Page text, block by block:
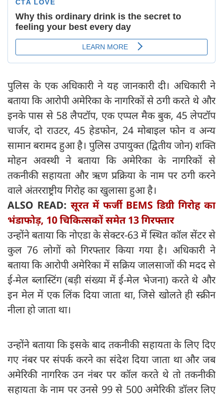
पुलिस के एक अधिकारी ने यह जानकारी दी। अधिकारी ने
बताया कि आरोपी अमेरिका के नागरिकों से ठगी करते थे और
इनके पास से 58 लैपटॉप, एक एप्पल मैक बुक, 45 लेपटॉप
चार्जर, दो राउटर, 45 हेडफोन, 24 मोबाइल फोन व अन्य
सामान बरामद हुआ है। पुलिस उपायुक्त (द्वितीय जोन) शक्ति
मोहन अवस्थी ने बताया कि अमेरिका के नागरिकों से
तकनीकी सहायता और ऋण प्रक्रिया के नाम पर ठगी करने
वाले अंतरराष्ट्रीय गिरोह का खुलासा हुआ है।
ALSO READ: सूरत में फर्जी BEMS डिग्री गिरोह का
भंडाफोड़, 10 चिकित्सकों समेत 13 गिरफ्तार
उन्होंने बताया कि नोएडा के सेक्टर-63 में स्थित कॉल सेंटर से
कुल 76 लोगों को गिरफ्तार किया गया है। अधिकारी ने
बताया कि आरोपी अमेरिका में सक्रिय जालसाजों की मदद से
ई-मेल ब्लास्टिंग (बड़ी संख्या में ई-मेल भेजना) करते थे और
इन मेल में एक लिंक दिया जाता था, जिसे खोलते ही स्क्रीन
नीला हो जाता था।
उन्होंने बताया कि इसके बाद तकनीकी सहायता के लिए दिए
गए नंबर पर संपर्क करने का संदेश दिया जाता था और जब
अमेरिकी नागरिक उन नंबर पर कॉल करते थे तो तकनीकी
सहायता के नाम पर उनसे 99 से 500 अमेरिकी डॉलर लिए